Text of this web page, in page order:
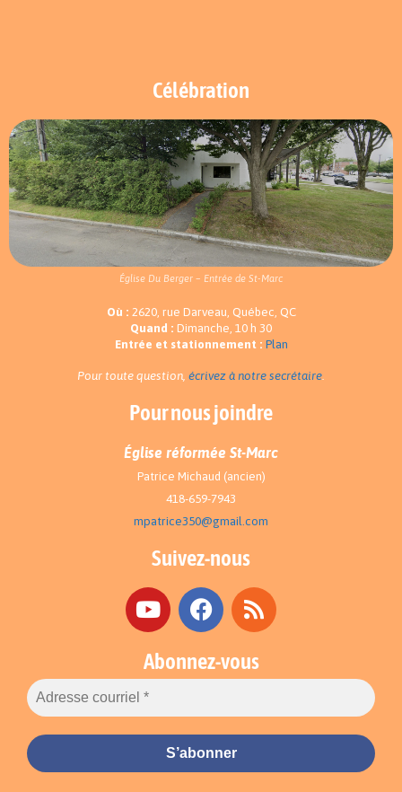
Célébration
Église Du Berger – Entrée de St-Marc
Où : 2620, rue Darveau, Québec, QC
Quand : Dimanche, 10 h 30
Entrée et stationnement : Plan
Pour toute question, écrivez à notre secrétaire.
Pour nous joindre
Église réformée St-Marc
Patrice Michaud (ancien)
418-659-7943
mpatrice350@gmail.com
Suivez-nous
Abonnez-vous